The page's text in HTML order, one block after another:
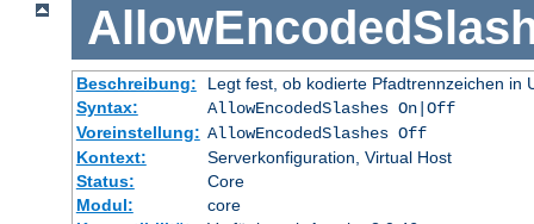
Beschreibung:
Legt fest, ob kodierte Pfadtrennzeichen in
Syntax:
AllowEncodedSlashes On|Off
Voreinstellung: AllowEncodedSlashes Off
Kontext:
Serverkonfiguration, Virtual Host
Status:
Core
Modul:
core